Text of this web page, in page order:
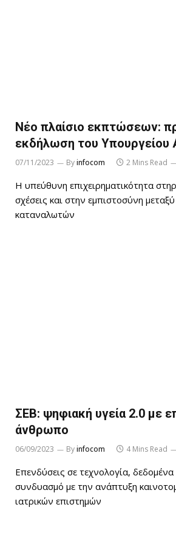
Νέο πλαίσιο εκπτώσεων:
εκδήλωση του Υπουργείου
07/11/2023 Byinfocom 2 Mins Read
Η υπεύθυνη επιχειρηματικότητα
σχέσεις και στην εμπιστοσύνη
καταναλωτών
ΣΕΒ: ψηφιακή υγεία 2.0 με
άνθρωπο
06/09/2023 Byinfocom 4 Mins Read
Επενδύσεις σε τεχνολογία,
συνδυασμό με την ανάπτυξη
ιατρικών επιστημών